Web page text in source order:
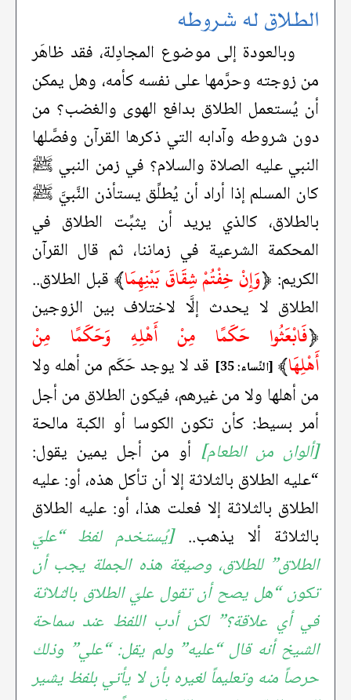
الطلاق له شروطه
وبالعودة إلى موضوع المجادِلة، فقد ظاهَر
من زوجته وحرَّمها على نفسه كأمه، وهل يمكن
أن يُستعمل الطلاق بدافع الهوى والغضب؟ من
دون شروطه وآدابه التي ذكرها القرآن وفصَّلها
النبي عليه الصلاة والسلام؟ في زمن النبي ﷺ
كان المسلم إذا أراد أن يُطلِّق يستأذن النَّبيَّ ﷺ
بالطلاق، كالذي يريد أن يثبِّت الطلاق في
المحكمة الشرعية في زماننا، ثم قال القرآن
الكريم: ﴿وَإِنْ خِفْتُمْ شِقَاقَ بَيْنِهِمَا﴾ قبل الطلاق..
الطلاق لا يحدث إلَّا لاختلاف بين الزوجين
﴿فَابْعَثُوا حَكَمًا مِنْ أَهْلِهِ وَحَكَمًا مِنْ
أَهْلِهَا﴾ [النِّساء: 35]
قد لا يوجد حَكَم من أهله ولا
من أهلها ولا من غيرهم، فيكون الطلاق من أجل
أمر بسيط: كأن تكون الكوسا أو الكبة مالحة
[ألوان من الطعام] أو من أجل يمين يقول:
“عليه الطلاق بالثلاثة إلا أن تأكل هذه، أو: عليه
الطلاق بالثلاثة إلا فعلت هذا، أو: عليه الطلاق
بالثلاثة ألا يذهب..[يُستخدم لفظ “عليّ
الطلاق” للطلاق، وصيغة هذه الجملة يجب أن
تكون “هل يصح أن تقول عليّ الطلاق بالثلاثة
في أي علاقة؟” لكن أدب اللفظ عند سماحة
الشيخ أنه قال “عليه” ولم يقل: “علي” وذلك
حرصاً منه وتعليماً لغيره بأن لا يأتي بلفظ يشير